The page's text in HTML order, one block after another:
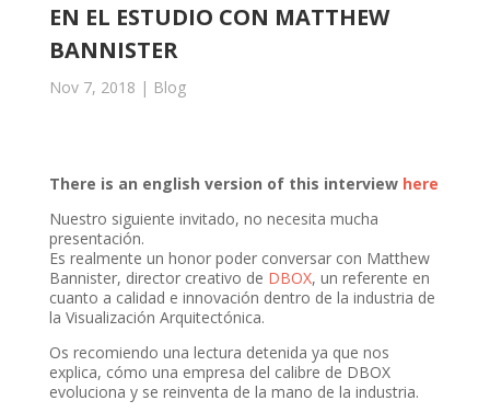
EN EL ESTUDIO CON MATTHEW
BANNISTER
Nov 7, 2018 | Blog
There is an english version of this interview here
Nuestro siguiente invitado, no necesita mucha
presentación.
Es realmente un honor poder conversar con Matthew
Bannister, director creativo de DBOX, un referente en
cuanto a calidad e innovación dentro de la industria de
la Visualización Arquitectónica.
Os recomiendo una lectura detenida ya que nos
explica, cómo una empresa del calibre de DBOX
evoluciona y se reinventa de la mano de la industria.